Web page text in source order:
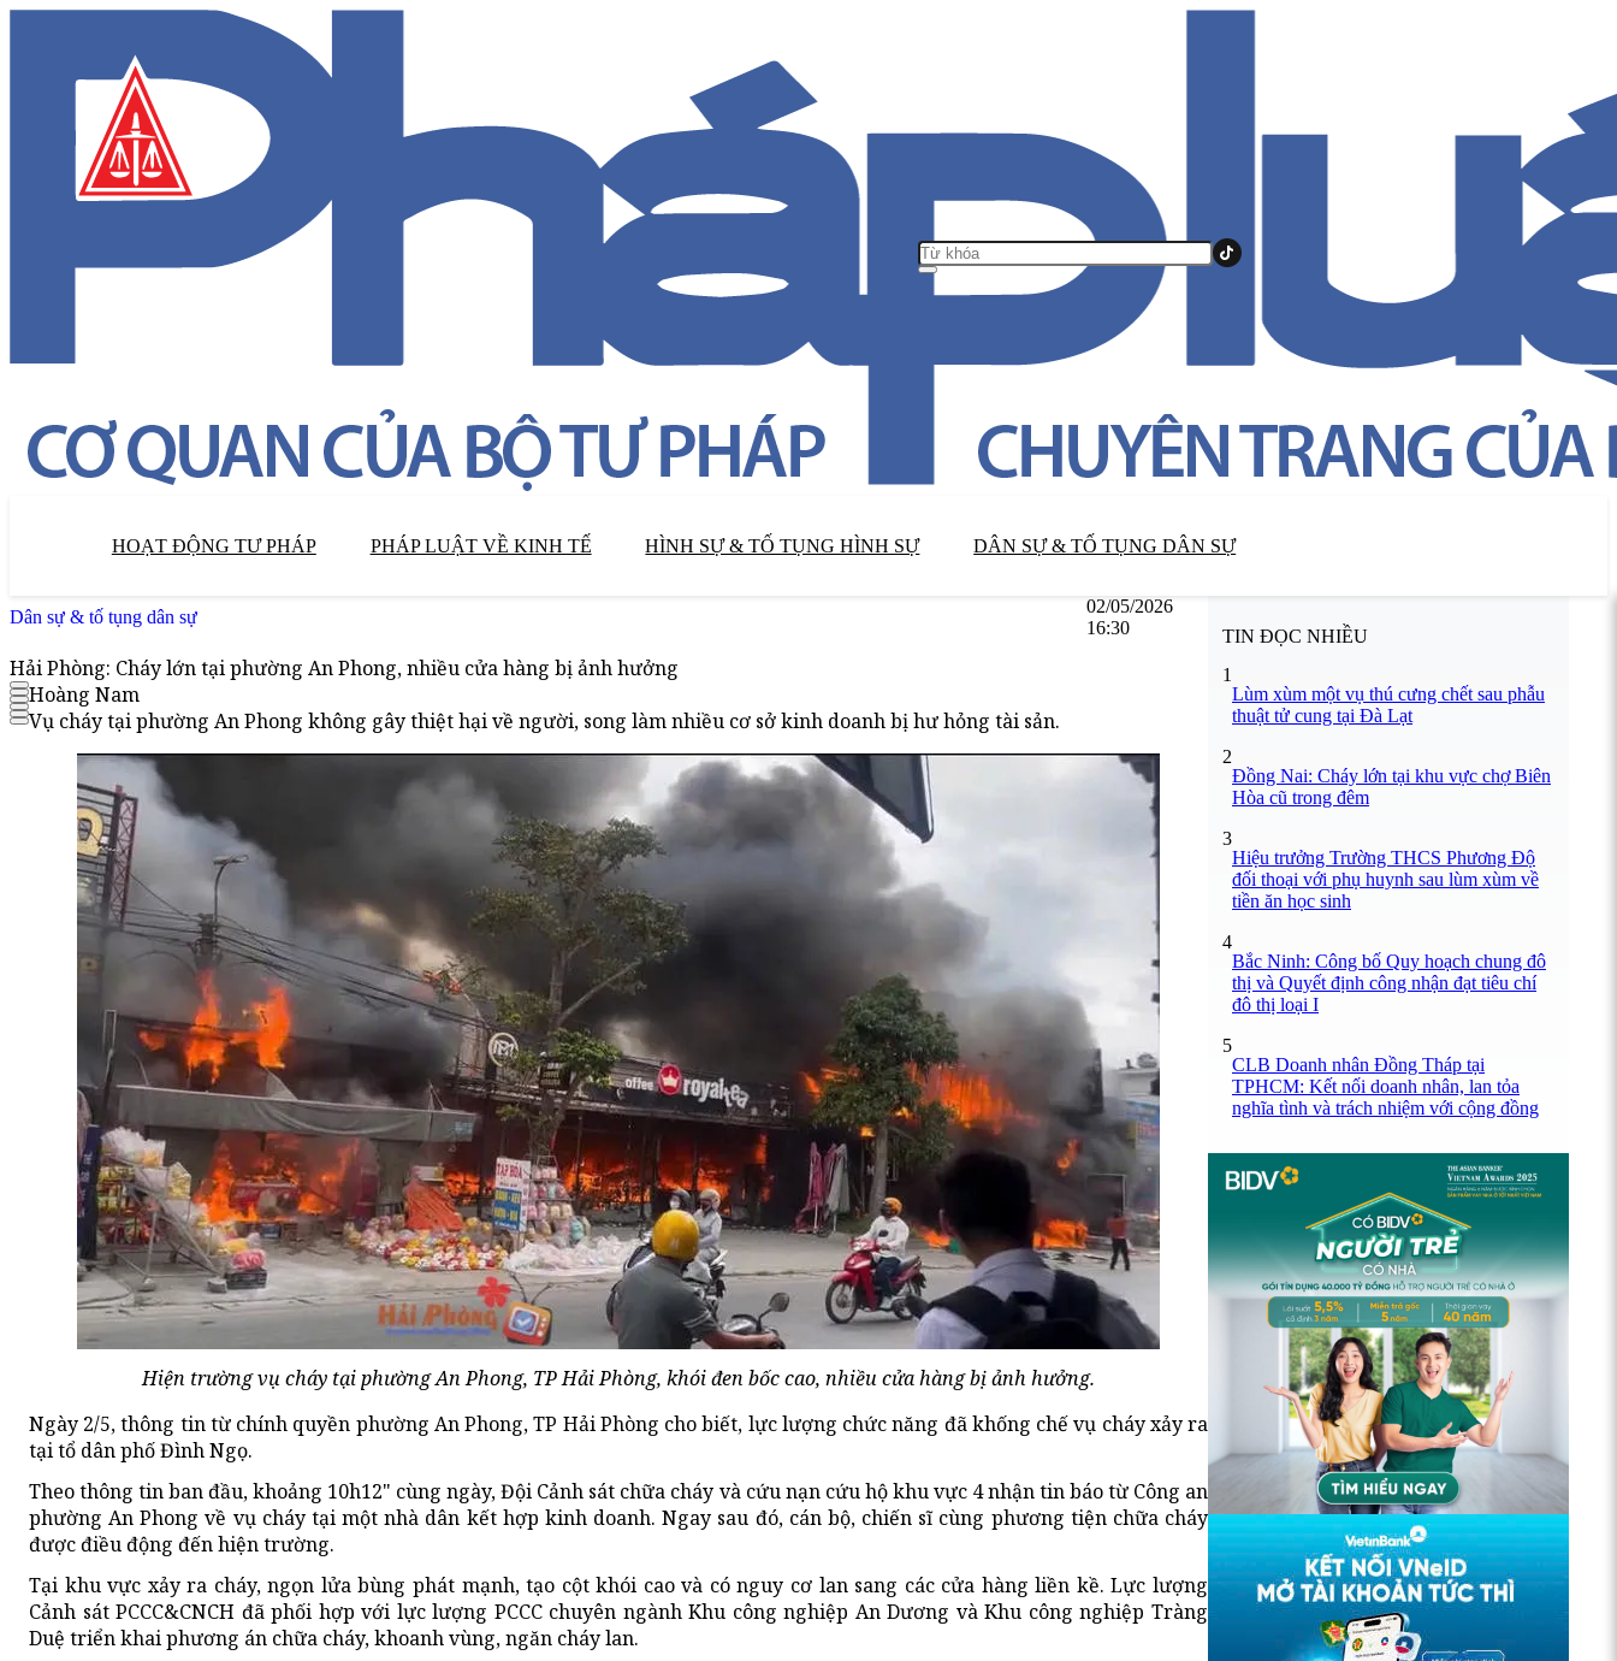
HOẠT ĐỘNG TƯ PHÁP PHÁP LUẬT VỀ KINH TẾ HÌNH SỰ & TỐ TỤNG HÌNH SỰ DÂN SỰ & TỐ TỤNG DÂN SỰ
Dân sự & tố tụng dân sự
02/05/2026
16:30
Hải Phòng: Cháy lớn tại phường An Phong, nhiều cửa hàng bị ảnh hưởng
Hoàng Nam
Vụ cháy tại phường An Phong không gây thiệt hại về người, song làm nhiều cơ sở kinh doanh bị hư hỏng tài sản.
Hiện trường vụ cháy tại phường An Phong, TP Hải Phòng, khói đen bốc cao, nhiều cửa hàng bị ảnh hưởng.
Ngày 2/5, thông tin từ chính quyền phường An Phong, TP Hải Phòng cho biết, lực lượng chức năng đã khống chế vụ cháy xảy ra
tại tổ dân phố Đình Ngọ.
Theo thông tin ban đầu, khoảng 10h12" cùng ngày, Đội Cảnh sát chữa cháy và cứu nạn cứu hộ khu vực 4 nhận tin báo từ Công an
phường An Phong về vụ cháy tại một nhà dân kết hợp kinh doanh. Ngay sau đó, cán bộ, chiến sĩ cùng phương tiện chữa cháy
được điều động đến hiện trường.
Tại khu vực xảy ra cháy, ngọn lửa bùng phát mạnh, tạo cột khói cao và có nguy cơ lan sang các cửa hàng liền kề. Lực lượng
Cảnh sát PCCC&CNCH đã phối hợp với lực lượng PCCC chuyên ngành Khu công nghiệp An Dương và Khu công nghiệp Tràng
Duệ triển khai phương án chữa cháy, khoanh vùng, ngăn cháy lan.
TIN ĐỌC NHIỀU
1
Lùm xùm một vụ thú cưng chết sau phẫu
thuật tử cung tại Đà Lạt
2
Đồng Nai: Cháy lớn tại khu vực chợ Biên
Hòa cũ trong đêm
3
Hiệu trưởng Trường THCS Phương Độ
đối thoại với phụ huynh sau lùm xùm về
tiền ăn học sinh
4
Bắc Ninh: Công bố Quy hoạch chung đô
thị và Quyết định công nhận đạt tiêu chí
đô thị loại I
5
CLB Doanh nhân Đồng Tháp tại
TPHCM: Kết nối doanh nhân, lan tỏa
nghĩa tình và trách nhiệm với cộng đồng